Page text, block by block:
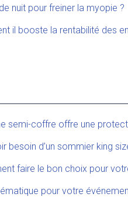
nuit pour freiner la myopie ?
il booste la rentabilité des
semi-coffre offre une
besoin d’un sommier king
faire le bon choix pour
pour votre